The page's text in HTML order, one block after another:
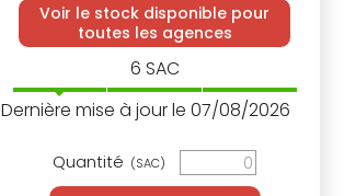
Voir le stock disponible pour
toutes les agences
6 SAC
Dernière mise à jour le 07/08/2026
Quantité (SAC)